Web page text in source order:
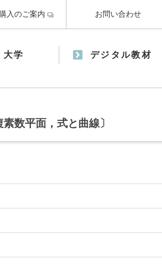
入のご案内 お問い合わせ
大学 デジタル教材
平面，式と曲線〕